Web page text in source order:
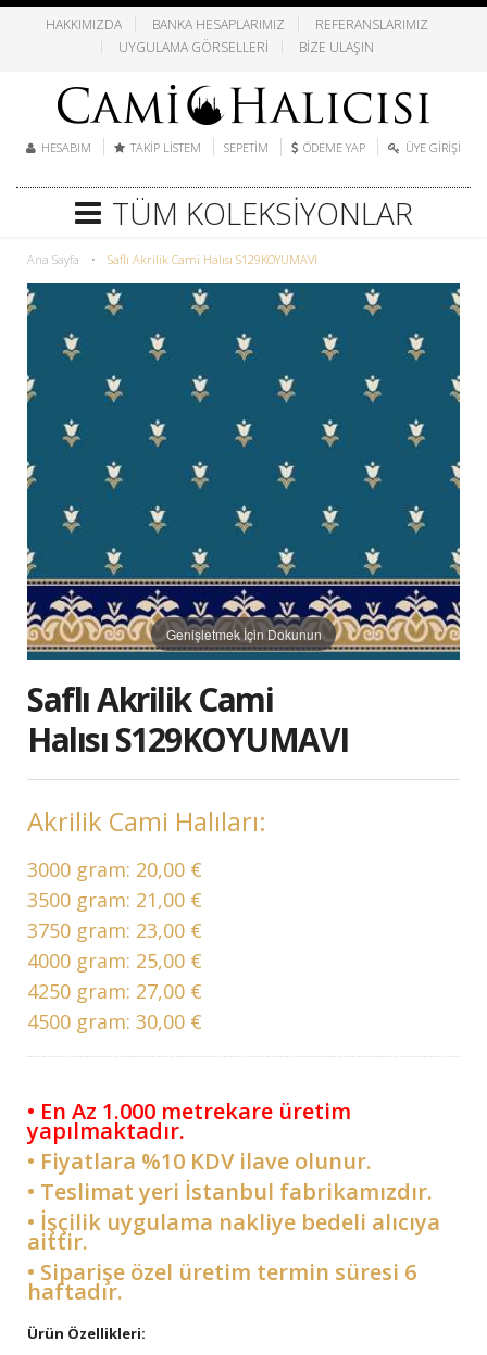
HAKKIMIZDA BANKA HESAPLARIMIZ
REFERANSLARIMIZ
UYGULAMA GÖRSELLERI
BIZE ULAŞIN
HESABIM TAKIP LISTEM SEPETIM ÖDEME YAP ÜYE GIRIŞI
TÜM KOLEKSIYONLAR
Ana Sayfa • Saflı Akrilik Cami Halısı S129KOYUMAVI
Genişletmek İçin Dokunun
Saflı Akrilik Cami
Halısı S129KOYUMAVI
Akrilik Cami Halıları:
3000 gram: 20,00 €
3500 gram: 21,00 €
3750 gram: 23,00 €
4000 gram: 25,00 €
4250 gram: 27,00 €
4500 gram: 30,00 €
• En Az 1.000 metrekare üretim
yapılmaktadır.
• Fiyatlara %10 KDV ilave olunur.
• Teslimat yeri İstanbul fabrikamızdır.
• İşçilik uygulama nakliye bedeli alıcıya
aittir.
• Siparişe özel üretim termin süresi 6
haftadır.
Ürün Özellikleri: